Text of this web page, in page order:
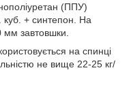
(ППУ)
куб. + синтепон. На
мм завтовшки.
на спинці
не вище 22-25 кг/